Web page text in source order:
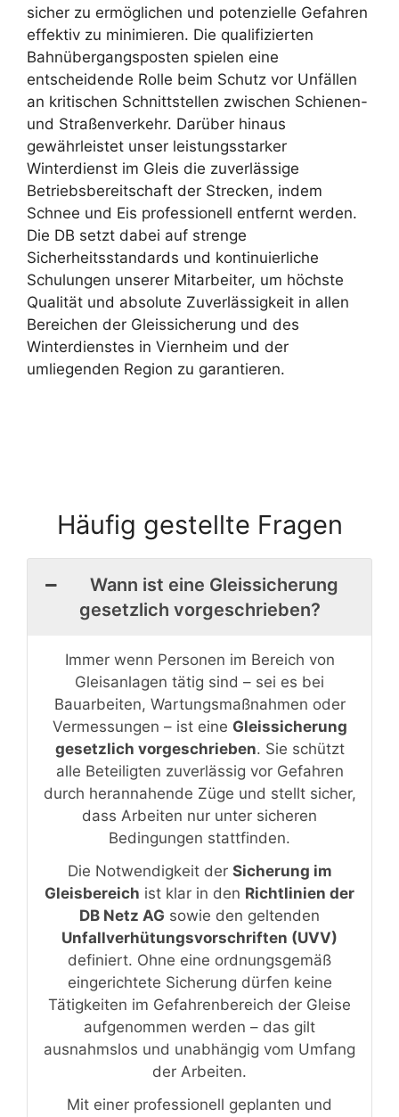
sicher zu ermöglichen und potenzielle Gefahren
effektiv zu minimieren. Die qualifizierten
Bahnübergangsposten spielen eine
entscheidende Rolle beim Schutz vor Unfällen
an kritischen Schnittstellen zwischen Schienen-
und Straßenverkehr. Darüber hinaus
gewährleistet unser leistungsstarker
Winterdienst im Gleis die zuverlässige
Betriebsbereitschaft der Strecken, indem
Schnee und Eis professionell entfernt werden.
Die DB setzt dabei auf strenge
Sicherheitsstandards und kontinuierliche
Schulungen unserer Mitarbeiter, um höchste
Qualität und absolute Zuverlässigkeit in allen
Bereichen der Gleissicherung und des
Winterdienstes in Viernheim und der
umliegenden Region zu garantieren.
Häufig gestellte Fragen
Wann ist eine Gleissicherung
gesetzlich vorgeschrieben?
Immer wenn Personen im Bereich von
Gleisanlagen tätig sind – sei es bei
Bauarbeiten, Wartungsmaßnahmen oder
Vermessungen – ist eine Gleissicherung
gesetzlich vorgeschrieben. Sie schützt
alle Beteiligten zuverlässig vor Gefahren
durch herannahende Züge und stellt sicher,
dass Arbeiten nur unter sicheren
Bedingungen stattfinden.
Die Notwendigkeit der Sicherung im
Gleisbereich ist klar in den Richtlinien der
DB Netz AG sowie den geltenden
Unfallverhütungsvorschriften (UVV)
definiert. Ohne eine ordnungsgemäß
eingerichtete Sicherung dürfen keine
Tätigkeiten im Gefahrenbereich der Gleise
aufgenommen werden – das gilt
ausnahmslos und unabhängig vom Umfang
der Arbeiten.
Mit einer professionell geplanten und